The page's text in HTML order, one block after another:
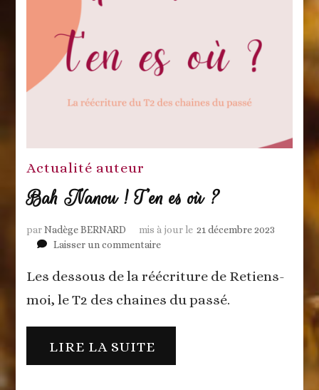
Actualité auteur
Bah Nanou ! T’en es où ?
parNadège BERNARD mis à jour le 21 décembre 2023
Laisser un commentairesur
Nanou
T’en
Les dessous de la réécriture de Retiens-
moi, le T2 des chaines du passé.
LIRE LA SUITE